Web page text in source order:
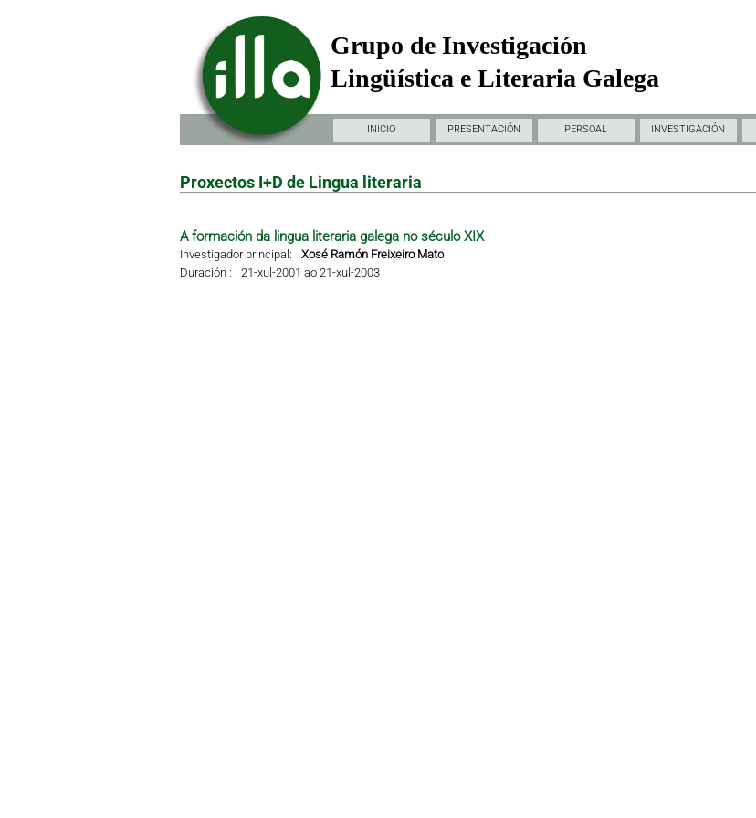
Grupo de Investigación
Lingüística e Literaria Galega
INICIO PRESENTACIÓN PERSOAL INVESTIGACIÓN
Proxectos I+D de Lingua literaria
A formación da lingua literaria galega no século XIX
Investigador principal:
Xosé Ramón Freixeiro Mato
Duración :
21-xul-2001 ao 21-xul-2003